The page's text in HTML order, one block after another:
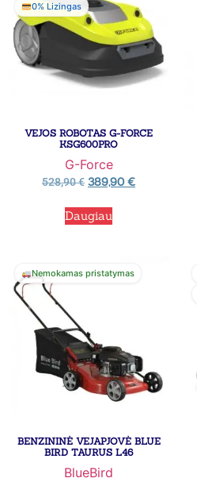
0% Lizingas
VEJOS ROBOTAS G-FORCE
KSG600PRO
G-Force
528,90€ 389,90€
Daugiau
Nemokamas pristatymas
BENZININĖ VEJAPJOVĖ BLUE
BIRD TAURUS L46
BlueBird